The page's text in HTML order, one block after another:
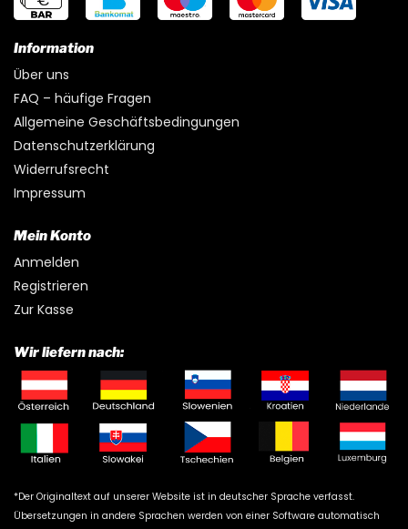
Information
Über uns
FAQ – häufige Fragen
Allgemeine Geschäftsbedingungen
Datenschutzerklärung
Widerrufsrecht
Impressum
Mein Konto
Anmelden
Registrieren
Zur Kasse
Wir liefern nach:
*Der Originaltext auf unserer Website ist in deutscher Sprache verfasst.
Übersetzungen in andere Sprachen werden von einer Software automatisch